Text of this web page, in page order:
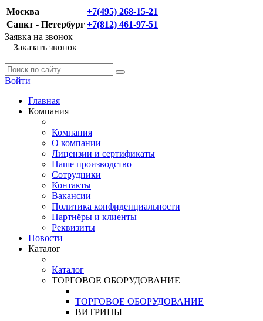
Москва
+7(495) 268-15-21
Санкт - Петербург +7(812) 461-97-51
Заявка на звонок
Заказать звонок
Войти
Главная
Компания
Компания
О компании
Лицензии и сертификаты
Наше производство
Сотрудники
Контакты
Вакансии
Политика конфиденциальности
Партнёры и клиенты
Реквизиты
Новости
Каталог
Каталог
ТОРГОВОЕ ОБОРУДОВАНИЕ
ТОРГОВОЕ ОБОРУДОВАНИЕ
ВИТРИНЫ